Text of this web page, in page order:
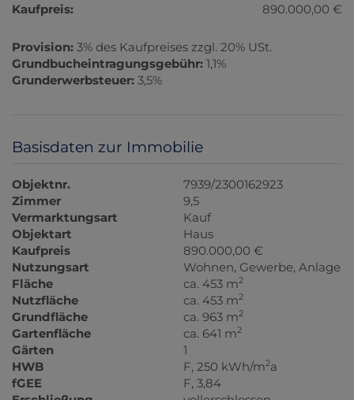
Kaufpreis: 890.000,00 €
Provision: 3% des Kaufpreises zzgl. 20% USt.
Grundbucheintragungsgebühr: 1,1%
Grunderwerbsteuer: 3,5%
Basisdaten zur Immobilie
Objektnr.
7939/2300162923
Zimmer
9,5
Vermarktungsart
Kauf
Objektart
Haus
Kaufpreis
890.000,00 €
Nutzungsart
Wohnen Gewerbe Anlage
Fläche
ca. 453 m2
Nutzfläche ca. 453 m2
Grundfläche ca. 963 m2
Gartenfläche ca. 641 m2
Gärten
1
HWB
F, 250 kWh/m2a
fGEE
F, 3,84